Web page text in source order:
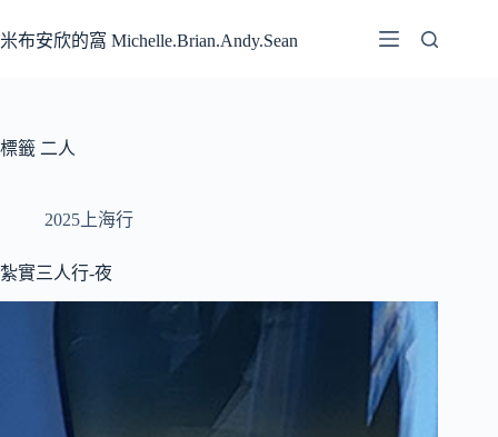
至
容
米布安欣的窩 Michelle.Brian.Andy.Sean
標籤 二人
2025上海行
紮實三人行-夜